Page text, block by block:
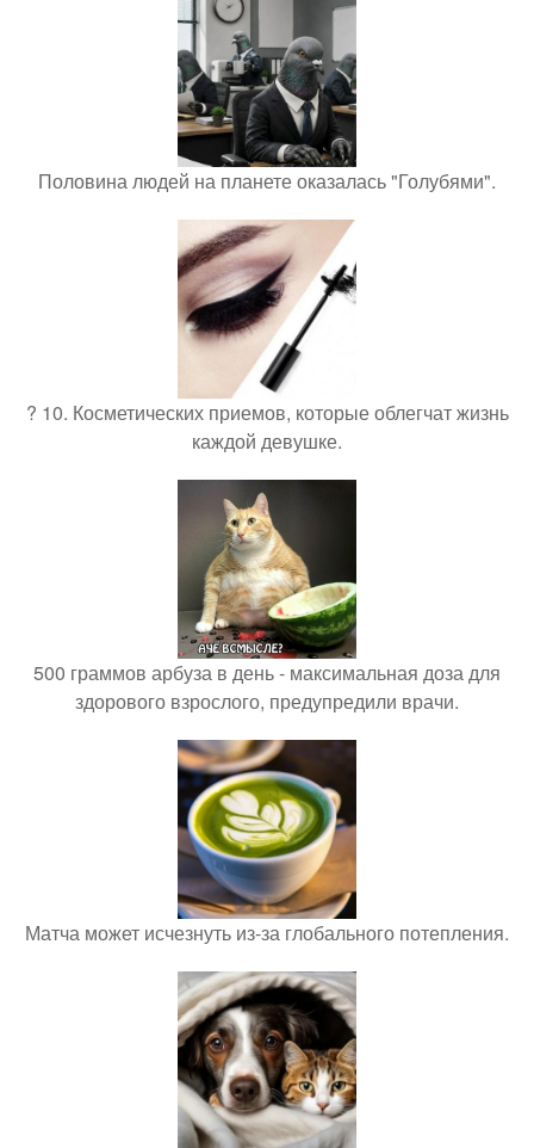
Половина людей на планете оказалась "Голубями".
? 10. Косметических приемов, которые облегчат жизнь
каждой девушке.
500 граммов арбуза в день - максимальная доза для
здорового взрослого, предупредили врачи.
Матча может исчезнуть из-за глобального потепления.